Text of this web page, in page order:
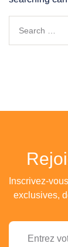
Inscrivez-
exclusives,